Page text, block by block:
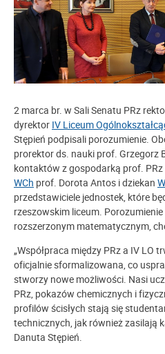
2 marca br. w Sali Senatu PRz
dyrektor IV Liceum
Stępień podpisali porozumienie.
prorektor ds. nauki prof. Grzegorz
kontaktów z gospodarką prof.
WCh prof. Dorota Antos i dziekan
przedstawiciele jednostek, które
rzeszowskim liceum.
rozszerzonym matematycznym,
„Współpraca między PRz a IV LO
oficjalnie sformalizowana, co
stworzy nowe możliwości. Nasi
PRz, pokazów chemicznych i
profilów ścisłych stają się
technicznych, jak również zasilają
Danuta Stępień.